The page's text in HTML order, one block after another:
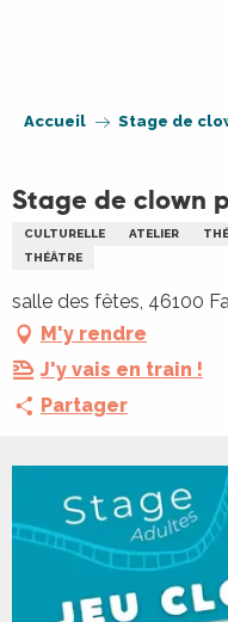
Accueil Stage de
Stage de clown
CULTURELLE ATELIER
THÉÂTRE
salle des fêtes, 46100
M'y rendre
J'y vais en train !
Partager